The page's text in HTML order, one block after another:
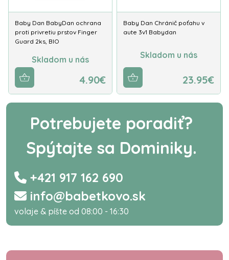
Baby Dan BabyDan ochrana
proti privretiu prstov Finger
Guard 2ks, BIO
Skladom u nás
4.90€
Baby Dan Chránič poťahu v
aute 3v1 Babydan
Skladom u nás
23.95€
Potrebujete poradiť?
Spýtajte sa Dominiky.
+421 917 162 690
info@babetkovo.sk
volaje & píšte od 08:00 - 16:30